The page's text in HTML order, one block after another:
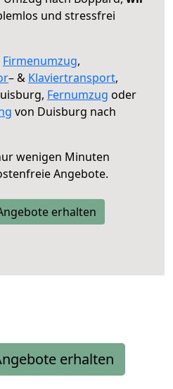
und stressfrei
Firmenumzug,
– & Klaviertransport,
Fernumzug oder
von Duisburg nach
wenigen Minuten
Angebote.
erhalten
erhalten